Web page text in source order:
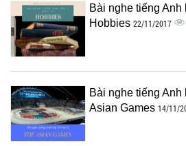
Bài nghe tiếng Anh
Hobbies 22/11/2017
Bài nghe tiếng
Asian Games 14/11/